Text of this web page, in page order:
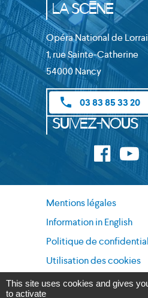
la Scène
Opéra National de
1, rue Sainte-Catherine
54000 Nancy
phone 03 83 85 33 20
Suivez-nous
Mentions légales
Information in English
Politique de
Utilisation des cookies
Données personnelles
This site uses cookies and gives
to activate